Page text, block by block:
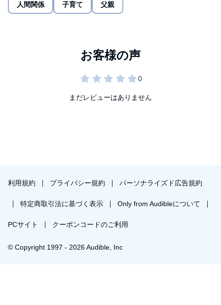
Newborn care basics
Bonus: Book 2: You Will Rock As a Dad!: The Expert Guide to
Know What to Expect The First Year. Conquer year one with this
人間関係 子育て 父親
まだレビューはありません
利用規約 プライバシー規約 パーソナライズド広告規約
特定商取引法に基づく表示 Only from Audibleについて
PCサイト クーポンコードのご利用
© Copyright 1997 - 2026 Audible, Inc